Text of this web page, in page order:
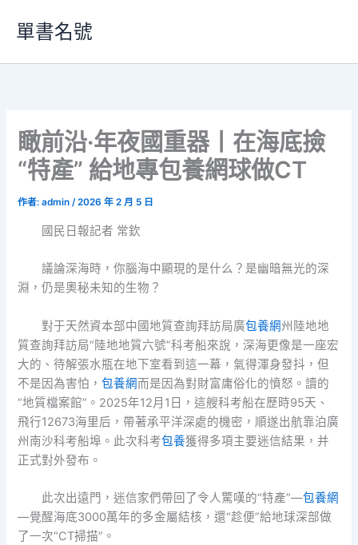
要
單書名號
瞰前沿·年夜國重器丨在海底撿
“特產” 給地專包養網球做CT
作者:admin/2026 年 2 月 5 日
國民日報記者 常欽
議論深海時，你腦海中顯現的是什么？是幽暗無光的深
淵，仍是奧秘未知的生物？
對于天然資本部中國地質查詢拜訪局廣包養網州陸地地
質查詢拜訪局“陸地地質六號”科考船來說，深海更像是一座宏
大的、待解張水瓶在地下室看到這一幕，氣得渾身發抖，但
不是因為害怕，包養網而是因為對財富庸俗化的憤怒。讀的
“地質檔案館”。2025年12月1日，這艘科考船在歷時95天、
飛行12673海里后，帶著承平洋深處的機密，順遂出航靠泊廣
州南沙科考船埠。此次科考包養獲得多項主要迷信結果，并
正式對外發布。
此次出遠門，迷信家們帶回了令人驚嘆的“特產”—包養網
—覺醒海底3000萬年的多金屬結核，還“趁便”給地球深部做
了一次“CT掃描”。